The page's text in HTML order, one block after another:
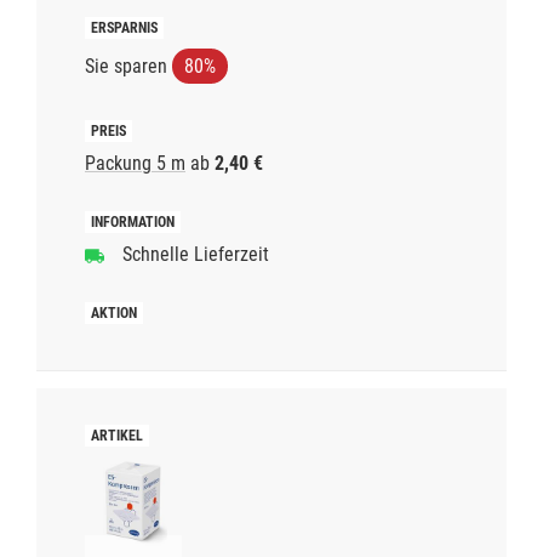
Sie sparen 80%
Packung 5 m ab 2,40 €
Schnelle Lieferzeit